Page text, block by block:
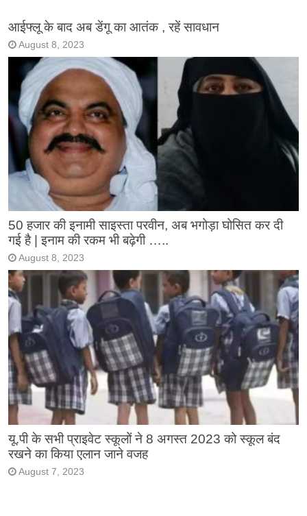
आईफ्लू के बाद अब डेंगू का आतंक , रहें सावधान
August 8, 2023
50 हजार की इनामी साइस्ता परवीन, अब भगोड़ा घोसित कर दी
गई है | इनाम की रकम भी बढ़ेगी …..
August 8, 2023
यू.पी के सभी प्राइवेट स्कूलों ने 8 अगस्त 2023 को स्कूल बंद
रखने का किया एलान जाने वजह
August 7, 2023